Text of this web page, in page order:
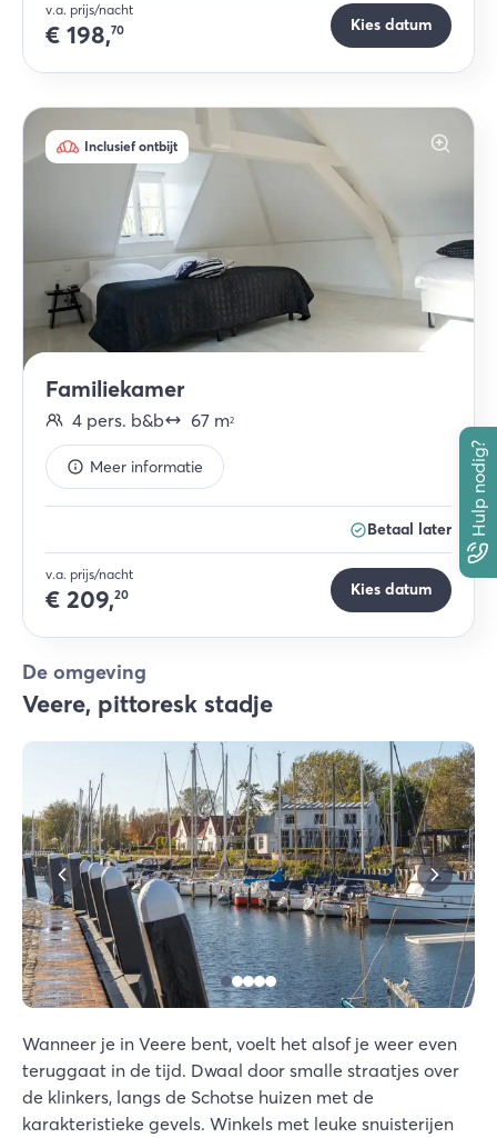
Hulp nodig?
v.a. prijs/nacht
€ 198,70 Kies datum
Inclusief ontbijt
Familiekamer
4 pers. b&b 67 m2
Meer informatie
Betaal later
v.a. prijs/nacht
€ 209,20 Kies datum
De omgeving
Veere, pittoresk stadje
Wanneer je in Veere bent, voelt het alsof je weer even
teruggaat in de tijd. Dwaal door smalle straatjes over
de klinkers, langs de Schotse huizen met de
karakteristieke gevels. Winkels met leuke snuisterijen